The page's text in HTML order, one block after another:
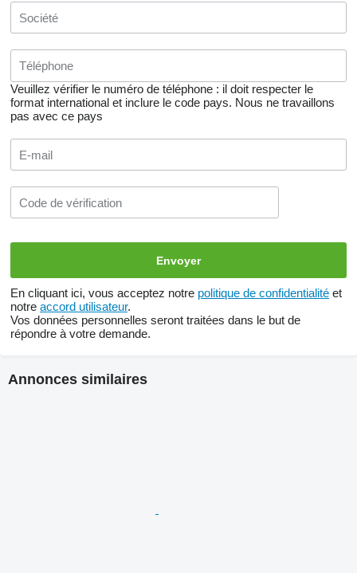
Veuillez vérifier le numéro de téléphone : il doit respecter le
format international et inclure le code pays. Nous ne travaillons
pas avec ce pays
En cliquant ici, vous acceptez notre politique de confidentialité et
notre accord utilisateur.
Vos données personnelles seront traitées dans le but de
répondre à votre demande.
Annonces similaires